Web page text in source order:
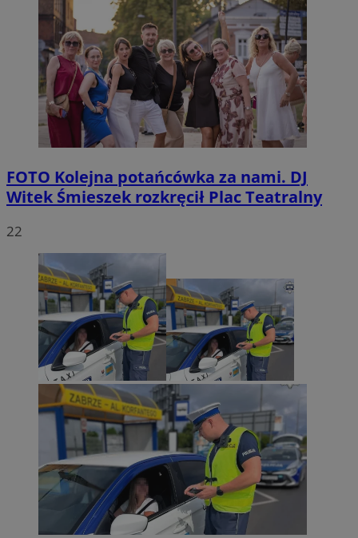
FOTO Kolejna potańcówka za nami. DJ
Witek Śmieszek rozkręcił Plac Teatralny
22